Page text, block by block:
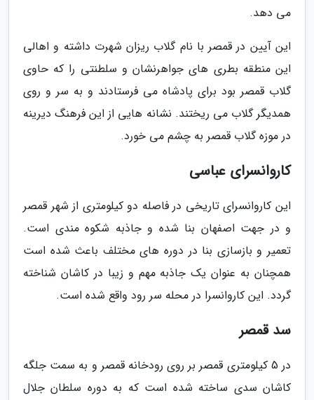
می دهد.
این آیین در قمصر با نام گلاب ریزان شهرت داشته و اهالی
این منطقه بطری های جواهرنشان و سلطنتی را که حاوی
گلاب قمصر بود برای پادشاه می فرستادند و به سر و روی
همدیگر گلاب می ریختند. نشانه هایی از این فرهنگ دیرینه
در موزه گلاب قمصر به چشم می خورد.
کاروانسرای عباسی
این کاروانسرای تاریخی در فاصله دو کیلومتری از شهر قمصر
و در جهت اصفهان بنا شده و جاذبه شکوه مندی است.
تعمیر و بازسازی بنا در دوره های مختلف باعث شده است
همچنان به عنوان یک جاذبه مهم و زیبا در کاشان شناخته
گردد. این کاروانسرا در محله سر رود واقع شده است.
سد قمصر
در 5 کیلومتری قمصر بر روی رودخانه قمصر و به سمت جلگه
کاشان سدی ساخته شده است که به دوره سلطان جلال